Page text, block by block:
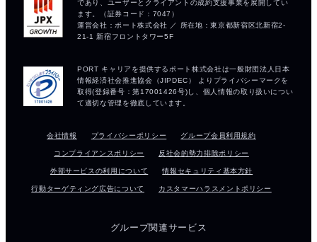
会社情報 プライバシーポリシー グループ会員利用規約
コンプライアンスポリシー 反社会的勢力排除ポリシー
外部サービスの利用について 情報セキュリティ基本方針
行動ターゲティング広告について カスタマーハラスメントポリシー